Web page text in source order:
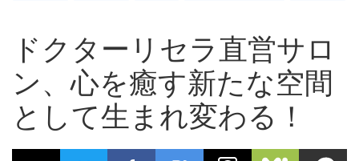
ドクターリセラ直営サロ
ン、心を癒す新たな空間
として生まれ変わる！